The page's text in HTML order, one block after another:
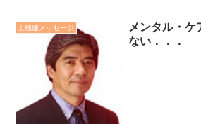
上機嫌メッセージ
メンタル・ケ
ない．．．